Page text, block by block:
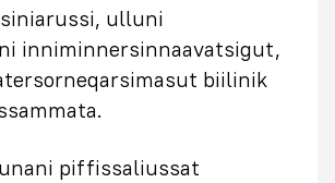
ulluni
inniminnersinnaavatsigut,
biilinik
piffissaliussat